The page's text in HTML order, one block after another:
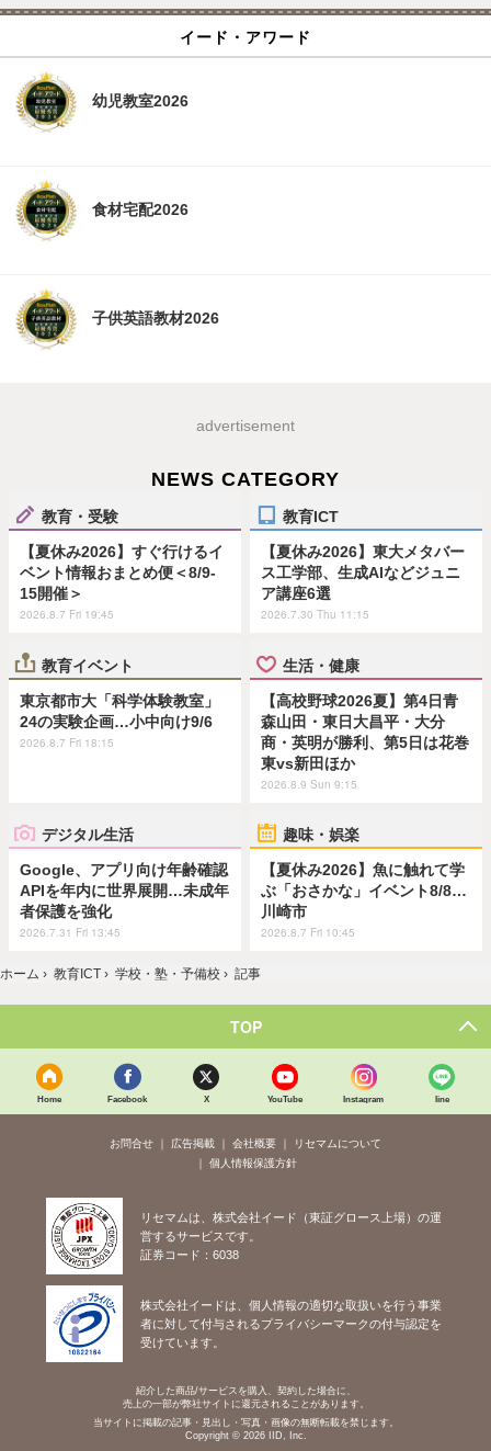
イード・アワード
幼児教室2026
食材宅配2026
子供英語教材2026
advertisement
NEWS CATEGORY
教育・受験
【夏休み2026】すぐ行けるイ
ベント情報おまとめ便＜8/9-
15開催＞
2026.8.7 Fri 19:45
教育ICT
【夏休み2026】東大メタバー
ス工学部、生成AIなどジュニ
ア講座6選
2026.7.30 Thu 11:15
教育イベント
東京都市大「科学体験教室」
24の実験企画…小中向け9/6
2026.8.7 Fri 18:15
生活・健康
【高校野球2026夏】第4日青
森山田・東日大昌平・大分
商・英明が勝利、第5日は花巻
東vs新田ほか
2026.8.9 Sun 9:15
デジタル生活
Google、アプリ向け年齢確認
APIを年内に世界展開…未成年
者保護を強化
2026.7.31 Fri 13:45
趣味・娯楽
【夏休み2026】魚に触れて学
ぶ「おさかな」イベント8/8…
川崎市
2026.8.7 Fri 10:45
ホーム › 教育ICT › 学校・塾・予備校 › 記事
TOP
Home Facebook X YouTube Instagram line
お問合せ 広告掲載 会社概要
リセマムについて
個人情報保護方針
リセマムは、株式会社イード（東証グロース上場）の運
営するサービスです。
証券コード：6038
株式会社イードは、個人情報の適切な取扱いを行う事業
者に対して付与されるプライバシーマークの付与認定を
受けています。
紹介した商品/サービスを購入、契約した場合に、
売上の一部が弊社サイトに還元されることがあります。
当サイトに掲載の記事・見出し・写真・画像の無断転載を禁じます。
Copyright © 2026 IID, Inc.